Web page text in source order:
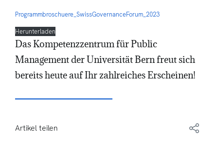
Programmbroschuere_SwissGovernanceForum_2023
Herunterladen
Das Kompetenzzentrum für Public
Management der Universität Bern freut sich
bereits heute auf Ihr zahlreiches Erscheinen!
Artikel teilen